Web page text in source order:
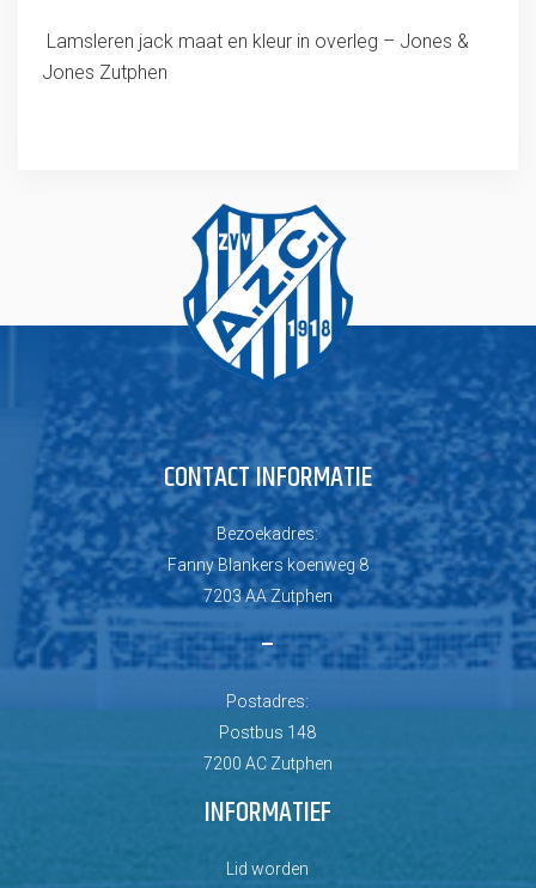
Lamsleren jack maat en kleur in overleg – Jones &
Jones Zutphen
CONTACT INFORMATIE
Bezoekadres:
Fanny Blankers koenweg 8
7203 AA Zutphen
–
Postadres:
Postbus 148
7200 AC Zutphen
INFORMATIEF
Lid worden